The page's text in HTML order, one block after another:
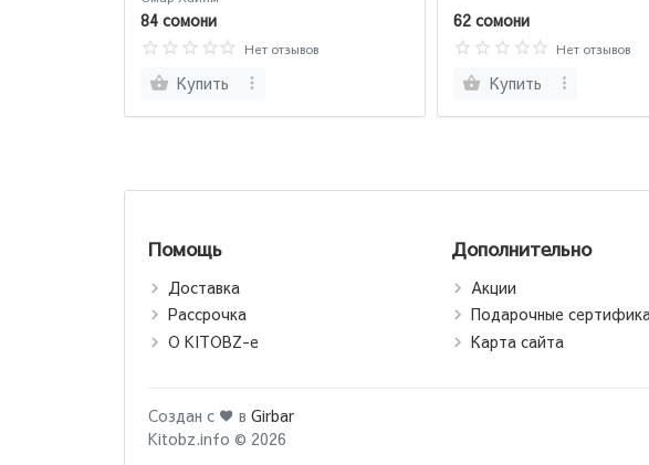
84 сомони
Нет отзывов
Купить
62 сомони
Нет отзывов
Купить
Помощь
Доставка
Рассрочка
О KITOBZ-е
Дополнительно
Акции
Подарочные
Карта сайта
Создан с ♥ в Girbar
Kitobz.info © 2026